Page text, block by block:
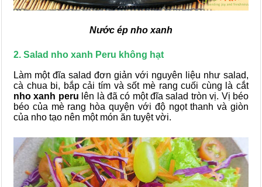
Nước ép nho xanh
2. Salad nho xanh Peru không hạt
Làm một đĩa salad đơn giản với nguyên liệu như salad,
cà chua bi, bắp cải tím và sốt mè rang cuối cùng là cắt
nho xanh peru lên là đã có một đĩa salad tròn vị. Vị béo
béo của mè rang hòa quyện với độ ngọt thanh và giòn
của nho tạo nên một món ăn tuyệt vời.